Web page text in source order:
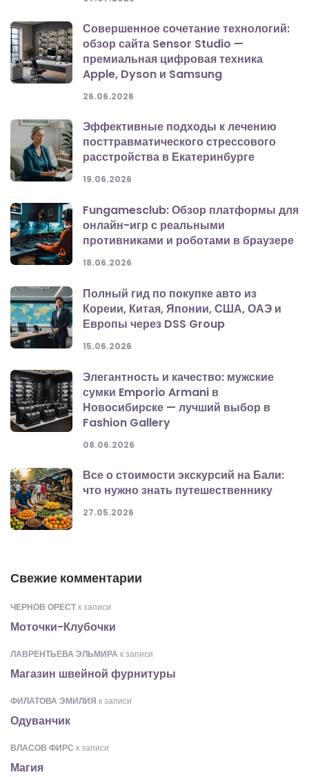
Совершенное сочетание технологий:
обзор сайта Sensor Studio —
премиальная цифровая техника
Apple, Dyson и Samsung
26.06.2026
Эффективные подходы к лечению
посттравматического стрессового
расстройства в Екатеринбурге
19.06.2026
Fungamesclub: Обзор платформы для
онлайн-игр с реальными
противниками и роботами в браузере
18.06.2026
Полный гид по покупке авто из
Кореии, Китая, Японии, США, ОАЭ и
Европы через DSS Group
15.06.2026
Элегантность и качество: мужские
сумки Emporio Armani в
Новосибирске — лучший выбор в
Fashion Gallery
08.06.2026
Все о стоимости экскурсий на Бали:
что нужно знать путешественнику
27.05.2026
Свежие комментарии
ЧЕРНОВ ОРЕСТ к записи
Моточки-Клубочки
ЛАВРЕНТЬЕВА ЭЛЬМИРА к записи
Магазин швейной фурнитуры
ФИЛАТОВА ЭМИЛИЯ к записи
Одуванчик
ВЛАСОВ ФИРС к записи
Магия